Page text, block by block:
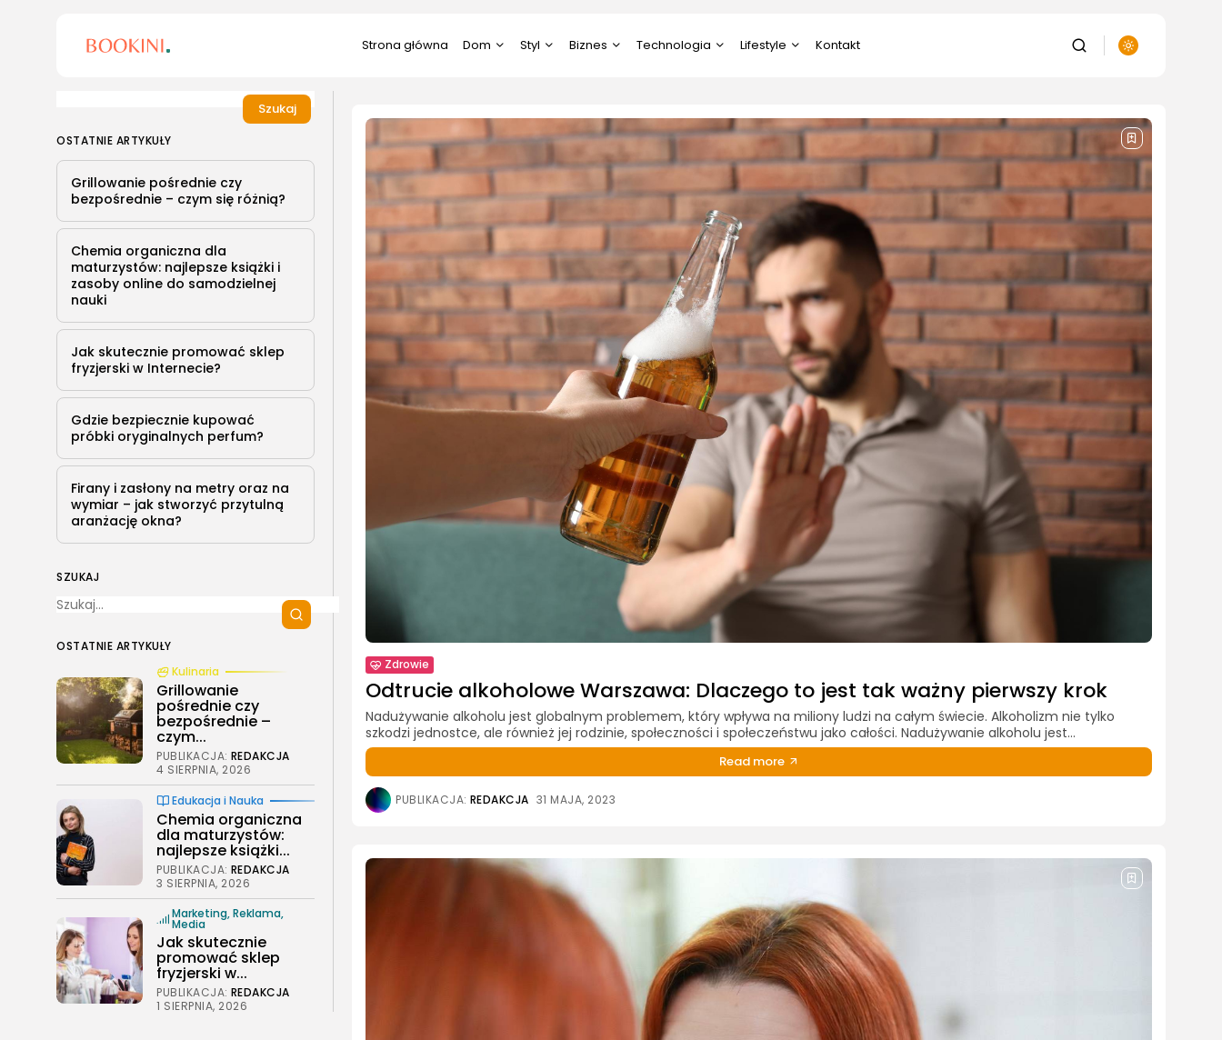
Strona główna Dom
Dom i Ogród
Rodzina, Dziecko, Ciąża
Styl
Moda
Uroda
Biznes
Energetyka
Gastronomia
Media
Praca
Prawo
Technologia
Turystyka i Podróże
Technologia
IT/Komputery / Gry
RTV i AGD
Technologia
Lifestyle
Edukacja i Nauka
Ekologia
Fotografia i
Wideofilmowanie
Kultura i Sztuka
Motoryzacja
Zoologia, Rolnictwo,
Leśnictwo
Kontakt
Search
for:
Zdrowie
Odtrucie alkoholowe Warszawa: Dlaczego to jest tak ważny pierwszy krok
Nadużywanie alkoholu jest globalnym problemem, który wpływa na miliony ludzi na całym świecie. Alkoholizm nie tylko
szkodzi jednostce, ale również jej rodzinie, społeczności i społeczeństwu jako całości. Nadużywanie alkoholu jest...
Read more
PUBLIKACJA: REDAKCJA 31 MAJA, 2023
Szukaj
OSTATNIE ARTYKUŁY
Grillowanie pośrednie czy
bezpośrednie – czym się różnią?
Chemia organiczna dla
maturzystów: najlepsze książki i
zasoby online do samodzielnej
nauki
Jak skutecznie promować sklep
fryzjerski w Internecie?
Gdzie bezpiecznie kupować
próbki oryginalnych perfum?
Firany i zasłony na metry oraz na
wymiar – jak stworzyć przytulną
aranżację okna?
SZUKAJ
OSTATNIE ARTYKUŁY
Kulinaria
Grillowanie
pośrednie czy
bezpośrednie –
czym...
PUBLIKACJA: REDAKCJA
4 SIERPNIA, 2026
Edukacja i Nauka
Chemia organiczna
dla maturzystów:
najlepsze książki...
PUBLIKACJA: REDAKCJA
3 SIERPNIA, 2026
Marketing, Reklama,
Media
Jak skutecznie
promować sklep
fryzjerski w...
PUBLIKACJA: REDAKCJA
1 SIERPNIA, 2026